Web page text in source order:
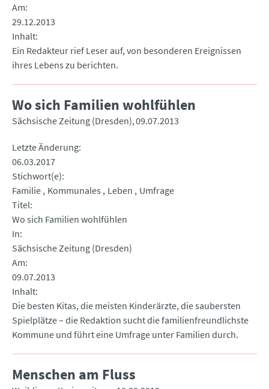
Am
29.12.2013
Inhalt
Ein Redakteur rief Leser auf, von besonderen Ereignissen
ihres Lebens zu berichten.
Wo sich Familien wohlfühlen
Sächsische Zeitung (Dresden) 09.07.2013
Letzte Änderung
06.03.2017
Stichwort(e)
Familie Kommunales Leben
Umfrage
Titel
Wo sich Familien wohlfühlen
In
Sächsische Zeitung (Dresden)
Am
09.07.2013
Inhalt
Die besten Kitas, die meisten Kinderärzte, die saubersten
Spielplätze – die Redaktion sucht die familienfreundlichste
Kommune und führt eine Umfrage unter Familien durch.
Menschen am Fluss